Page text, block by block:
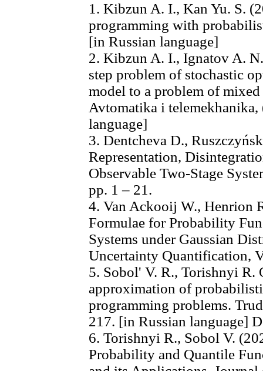
1. Kibzun A. I., Kan Yu. S.
programming with
[in Russian language]
2. Kibzun A. I., Ignatov A.
step problem of stochastic
model to a problem of
Avtomatika i
language]
3. Dentcheva D.,
Representation,
Observable Two-Stage
pp. 1 ‒ 21.
4. Van Ackooij W., Henrion
Formulae for Probability
Systems under Gaussian
Uncertainty Quantification,
5. Sobol' V. R., Torishnyi R.
approximation of
programming problems.
217. [in Russian language]
6. Torishnyi R., Sobol V.
Probability and Quantile